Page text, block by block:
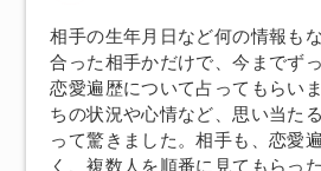
相手の生年月日など何の情報も
合った相手かだけで、今までず
恋愛遍歴について占ってもらい
ちの状況や心情など、思い当た
って驚きました。相手も、恋愛
く、複数人を順番に見てもらっ